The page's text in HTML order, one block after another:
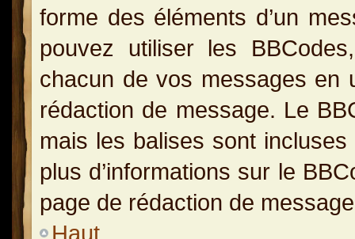
forme des éléments d’un
pouvez utiliser les
chacun de vos messages en
rédaction de message. Le
mais les balises sont
plus d’informations sur le
page de rédaction de
Haut